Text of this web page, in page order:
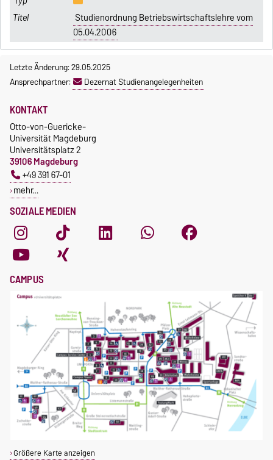
Studienordnung Betriebswirtschaftslehre vom
05.04.2006
Letzte Änderung: 29.05.2025
Ansprechpartner:
Dezernat Studienangelegenheiten
SOZIALE MEDIEN
KONTAKT
Otto-von-Guericke-
Universität Magdeburg
Universitätsplatz 2
39106 Magdeburg
+49 391 67-01
mehr…
CAMPUS
Größere Karte anzeigen